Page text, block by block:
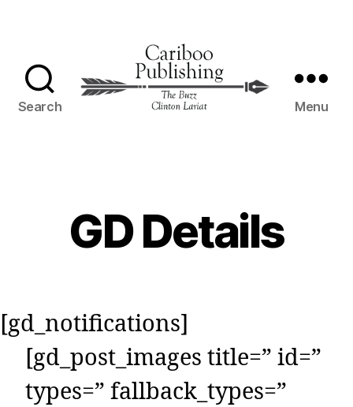
Search Menu
GD Details
[gd_notifications]
[gd_post_images title=” id=”
types=” fallback_types=”